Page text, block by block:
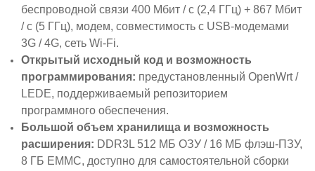
беспроводной связи 400 Мбит / с (2,4 ГГц) + 867 Мбит
/ с (5 ГГц), модем, совместимость с USB-модемами
3G / 4G, сеть Wi-Fi.
Открытый исходный код и возможность
программирования: предустановленный OpenWrt /
LEDE, поддерживаемый репозиторием
программного обеспечения.
Большой объем хранилища и возможность
расширения: DDR3L 512 МБ ОЗУ / 16 МБ флэш-ПЗУ,
8 ГБ EMMC, доступно для самостоятельной сборки